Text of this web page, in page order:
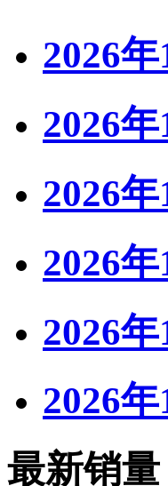
2026
2026
2026
2026
2026
2026
最新销量